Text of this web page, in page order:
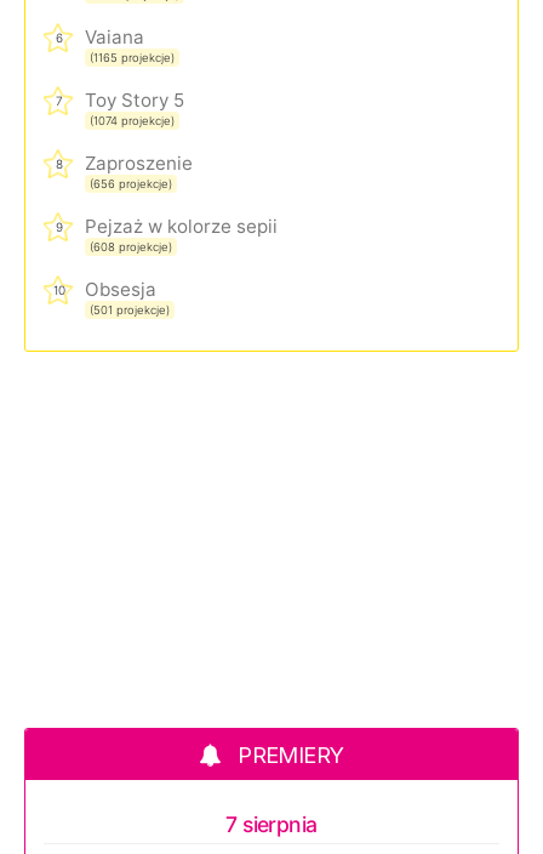
6 Vaiana
(1165 projekcje)
7 Toy Story 5
(1074 projekcje)
8 Zaproszenie
(656 projekcje)
9 Pejzaż w kolorze sepii
(608 projekcje)
10 Obsesja
(501 projekcje)
PREMIERY
7 sierpnia